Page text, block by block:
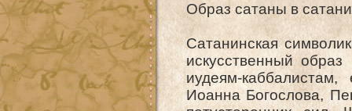
Образ сатаны в
Сатанинская
искусственный
иудеям-
Иоанна Богослова,